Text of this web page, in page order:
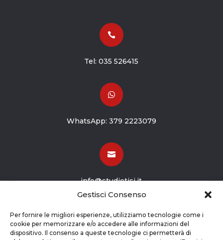
Gestisci Consenso
Per fornire le migliori esperienze, utilizziamo tecnologie come i
cookie per memorizzare e/o accedere alle informazioni del
dispositivo. Il consenso a queste tecnologie ci permetterà di

Tel:035 526415

WhatsApp: 379 2223079

info@studiotisi.it
